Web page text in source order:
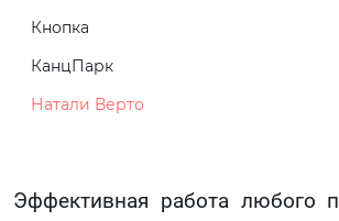
Кнопка
КанцПарк
Натали Верто
Эффективная работа любого